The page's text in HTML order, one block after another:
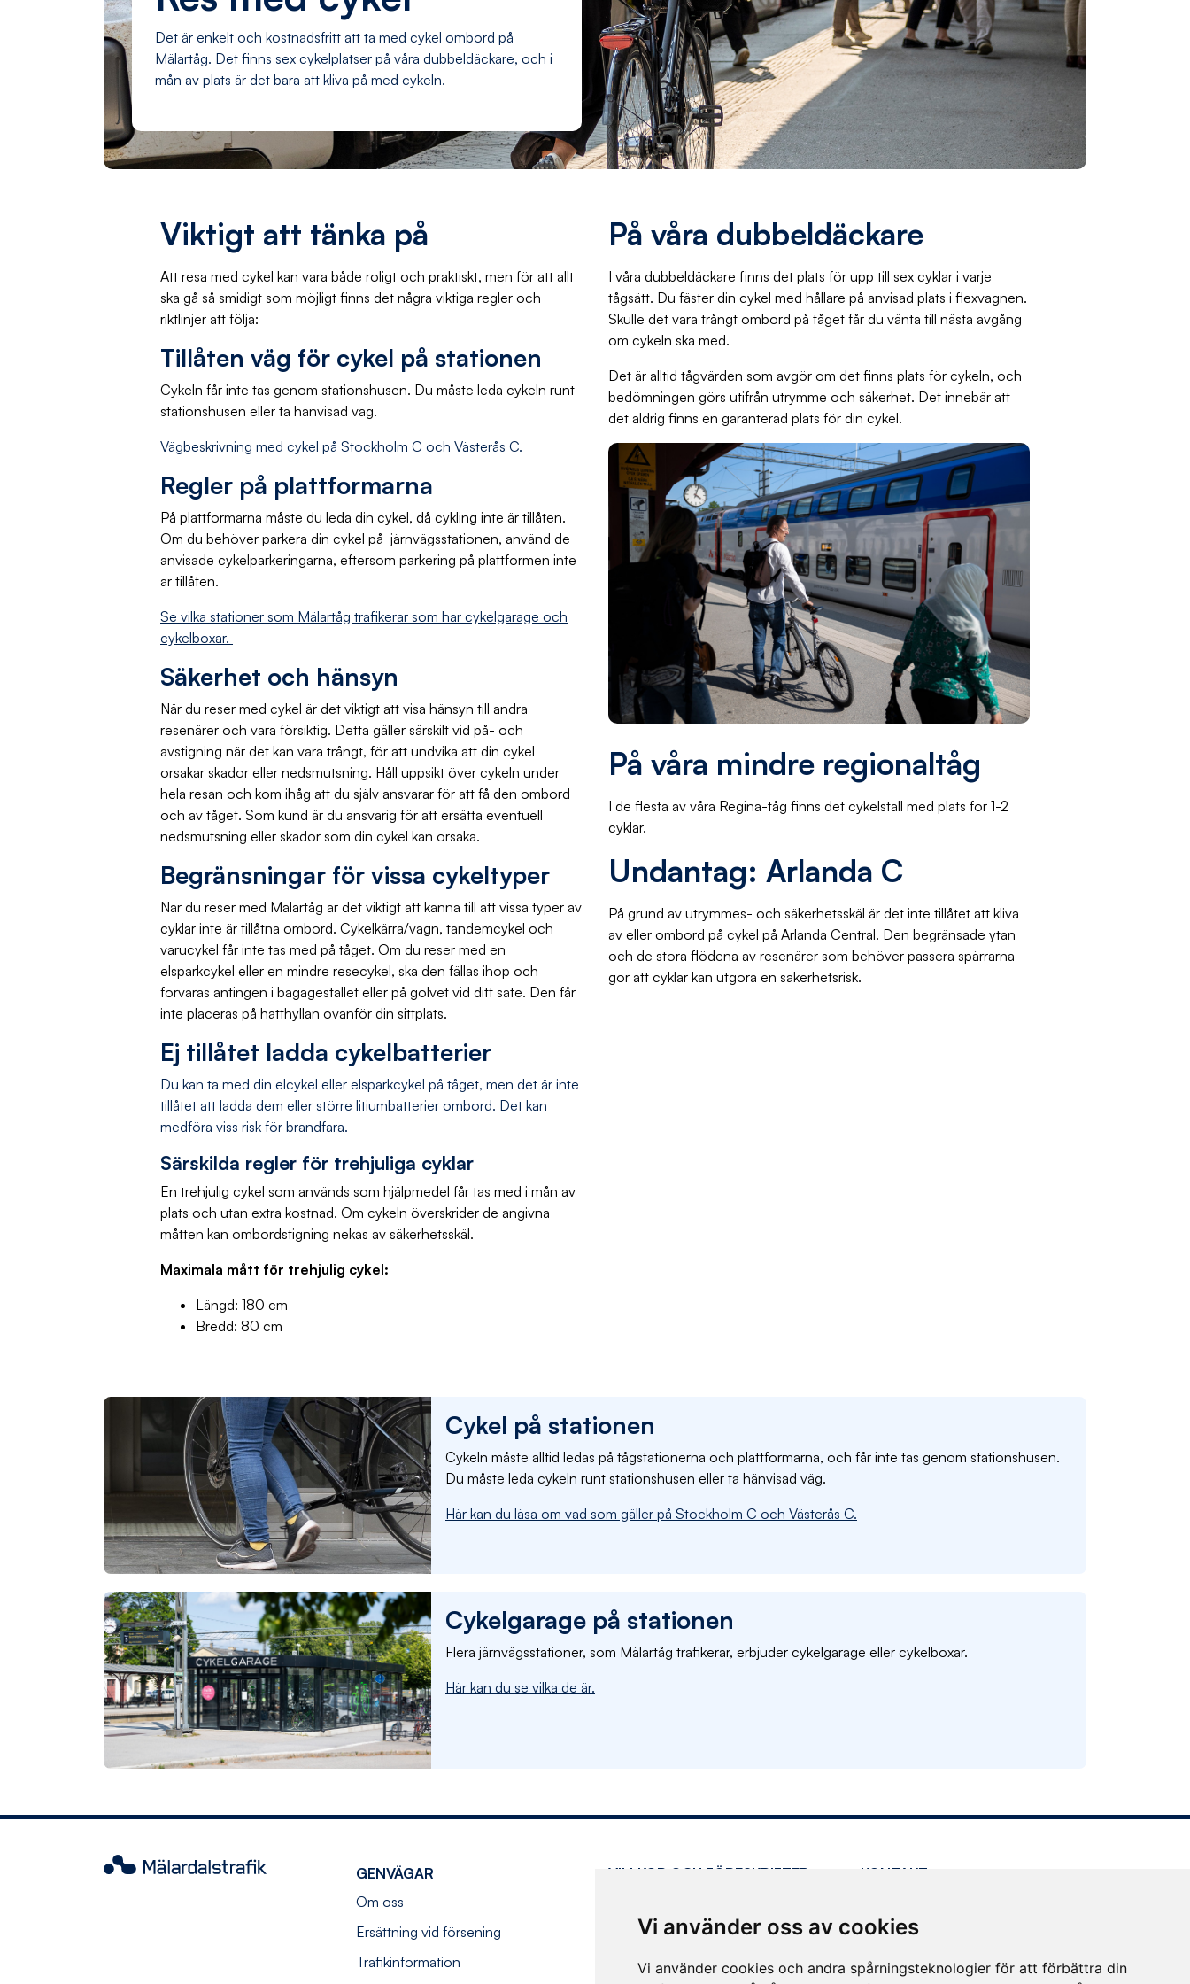
Vi använder oss av cookies
Vi använder cookies och andra spårningsteknologier för att förbättra din
Det är enkelt och kostnadsfritt att ta med cykel ombord på
Mälartåg. Det finns sex cykelplatser på våra dubbeldäckare, och i
mån av plats är det bara att kliva på med cykeln.
Viktigt att tänka på
Att resa med cykel kan vara både roligt och praktiskt, men för att allt
ska gå så smidigt som möjligt finns det några viktiga regler och
riktlinjer att följa:
Tillåten väg för cykel på stationen
Cykeln får inte tas genom stationshusen. Du måste leda cykeln runt
stationshusen eller ta hänvisad väg.
Vägbeskrivning med cykel på Stockholm C och Västerås C.
Regler på plattformarna
På plattformarna måste du leda din cykel, då cykling inte är tillåten.
Om du behöver parkera din cykel på järnvägsstationen, använd de
anvisade cykelparkeringarna, eftersom parkering på plattformen inte
är tillåten.
Se vilka stationer som Mälartåg trafikerar som har cykelgarage och
cykelboxar.
Säkerhet och hänsyn
När du reser med cykel är det viktigt att visa hänsyn till andra
resenärer och vara försiktig. Detta gäller särskilt vid på- och
avstigning när det kan vara trångt, för att undvika att din cykel
orsakar skador eller nedsmutsning. Håll uppsikt över cykeln under
hela resan och kom ihåg att du själv ansvarar för att få den ombord
och av tåget. Som kund är du ansvarig för att ersätta eventuell
nedsmutsning eller skador som din cykel kan orsaka.
Begränsningar för vissa cykeltyper
När du reser med Mälartåg är det viktigt att känna till att vissa typer av
cyklar inte är tillåtna ombord. Cykelkärra/vagn, tandemcykel och
varucykel får inte tas med på tåget. Om du reser med en
elsparkcykel eller en mindre resecykel, ska den fällas ihop och
förvaras antingen i bagagestället eller på golvet vid ditt säte. Den får
inte placeras på hatthyllan ovanför din sittplats.
Ej tillåtet ladda cykelbatterier
Du kan ta med din elcykel eller elsparkcykel på tåget, men det är inte
tillåtet att ladda dem eller större litiumbatterier ombord. Det kan
medföra viss risk för brandfara.
Särskilda regler för trehjuliga cyklar
En trehjulig cykel som används som hjälpmedel får tas med i mån av
plats och utan extra kostnad. Om cykeln överskrider de angivna
måtten kan ombordstigning nekas av säkerhetsskäl.
Maximala mått för trehjulig cykel:
Längd: 180 cm
Bredd: 80 cm
På våra dubbeldäckare
I våra dubbeldäckare finns det plats för upp till sex cyklar i varje
tågsätt. Du fäster din cykel med hållare på anvisad plats i flexvagnen.
Skulle det vara trångt ombord på tåget får du vänta till nästa avgång
om cykeln ska med.
Det är alltid tågvärden som avgör om det finns plats för cykeln, och
bedömningen görs utifrån utrymme och säkerhet. Det innebär att
det aldrig finns en garanterad plats för din cykel.
På våra mindre regionaltåg
I de flesta av våra Regina-tåg finns det cykelställ med plats för 1-2
cyklar.
Undantag: Arlanda C
På grund av utrymmes- och säkerhetsskäl är det inte tillåtet att kliva
av eller ombord på cykel på Arlanda Central. Den begränsade ytan
och de stora flödena av resenärer som behöver passera spärrarna
gör att cyklar kan utgöra en säkerhetsrisk.
Cykel på stationen
Cykeln måste alltid ledas på tågstationerna och plattformarna, och får inte tas genom stationshusen.
Du måste leda cykeln runt stationshusen eller ta hänvisad väg.
Här kan du läsa om vad som gäller på Stockholm C och Västerås C.
Cykelgarage på stationen
Flera järnvägsstationer, som Mälartåg trafikerar, erbjuder cykelgarage eller cykelboxar.
Här kan du se vilka de är.
MälardalstrafikGENVÄGAR
Om oss
Ersättning vid försening
Trafikinformation
VILLKOR OCH FÖRESKRIFTER
Resevillkor
Hantering av personuppgifter
KONTAKT
Press
Andra kontaktvägar